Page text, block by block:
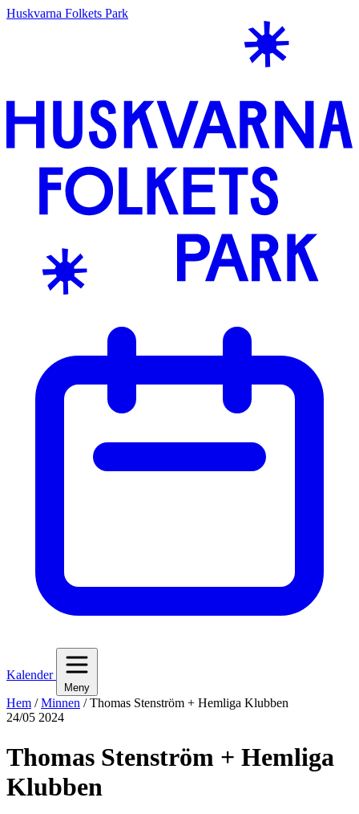
Huskvarna Folkets Park
Kalender
Meny
Hem /Minnen /Thomas Stenström + Hemliga Klubben
24/05 2024
Thomas Stenström + Hemliga
Klubben